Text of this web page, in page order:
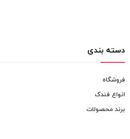
دسته بندی
فروشگاه
انواع فندک
برند محصولات